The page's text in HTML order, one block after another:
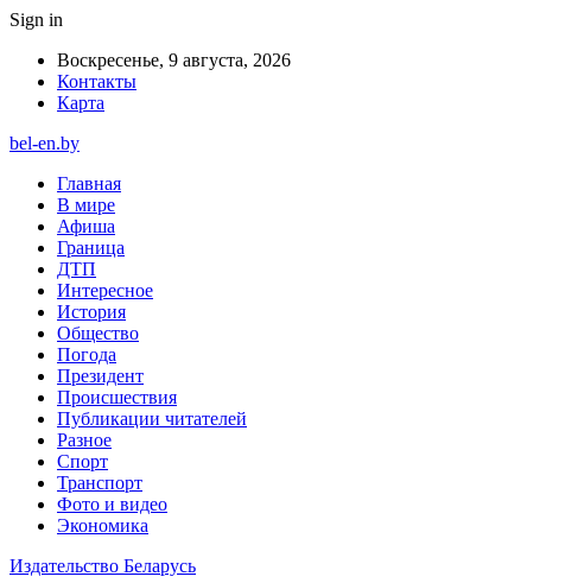
Sign in
Воскресенье, 9 августа, 2026
Контакты
Карта
bel-en.by
Главная
В мире
Афиша
Граница
ДТП
Интересное
История
Общество
Погода
Президент
Происшествия
Публикации читателей
Разное
Спорт
Транспорт
Фото и видео
Экономика
Издательство Беларусь